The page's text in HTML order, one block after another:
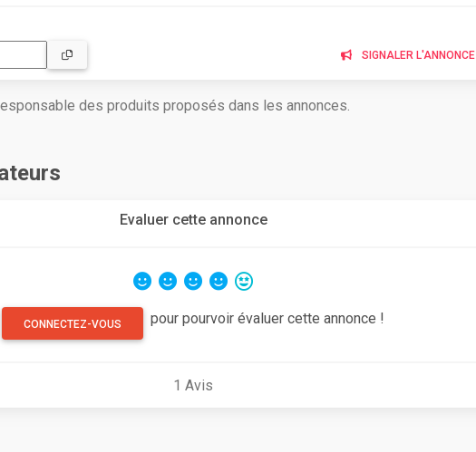
SIGNALER L'ANNONCE
des produits proposés dans les annonces.
Evaluer cette annonce
CONNECTEZ-VOUS pour pourvoir évaluer cette annonce !
1 Avis